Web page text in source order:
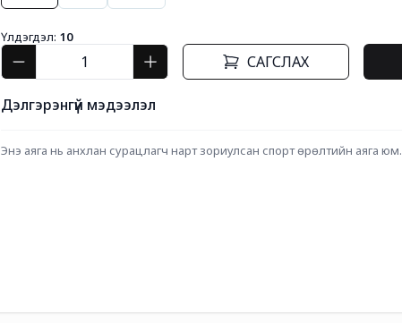
Үлдэгдэл: 10
САГСЛАХ
Дэлгэрэнгүй мэдээлэл
Энэ аяга нь анхлан сурацлагч нарт зориулсан спорт өрөлтийн аяга юм.